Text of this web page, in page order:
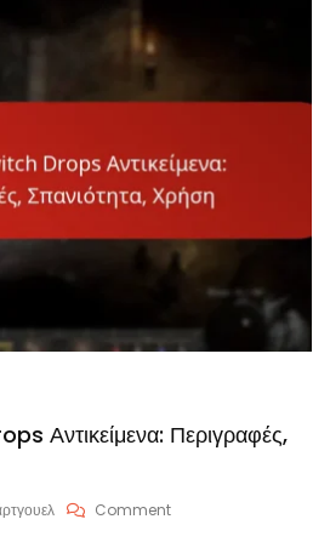
Αντικείμενα: Περιγραφές,
CommentOn